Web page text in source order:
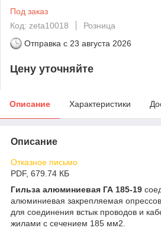
Под заказ
Код: zeta10018
Розница
Отправка с 23 августа 2026
Цену уточняйте
Описание Характеристики
Описание
Отказное письмо
PDF, 679.74 КБ
Гильза алюминиевая ГА 185-19
алюминиевая закрепляемая
для соединения встык проводов и
жилами с сечением 185 мм2.